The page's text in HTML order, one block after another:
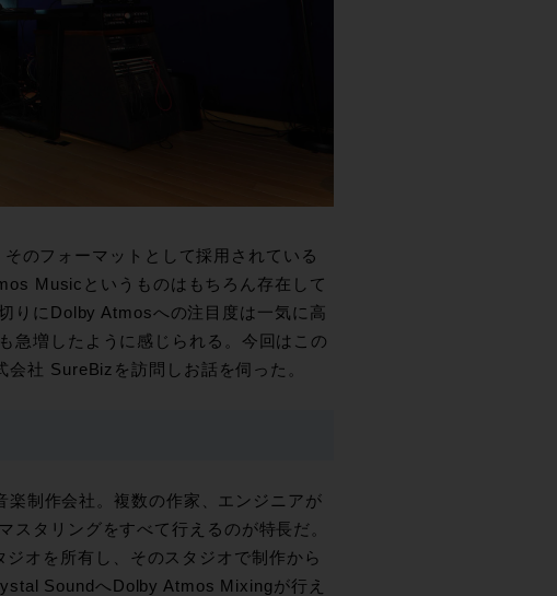
のフォーマットとして採用されている
Musicというものはもちろん存在して
りにDolby Atmosへの注目度は一気に高
急増したように感じられる。今回はこの
社 SureBizを訪問しお話を伺った。
制作会社。複数の作家、エンジニアが
スタリングをすべて行えるのが特長だ。
オを所有し、そのスタジオで制作から
SoundへDolby Atmos Mixingが行え